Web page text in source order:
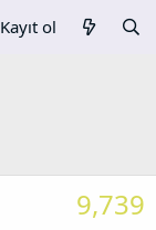
Kayıt ol
9,739